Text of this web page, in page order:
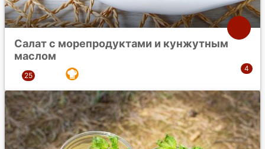
Салат с морепродуктами и кунжутным
маслом